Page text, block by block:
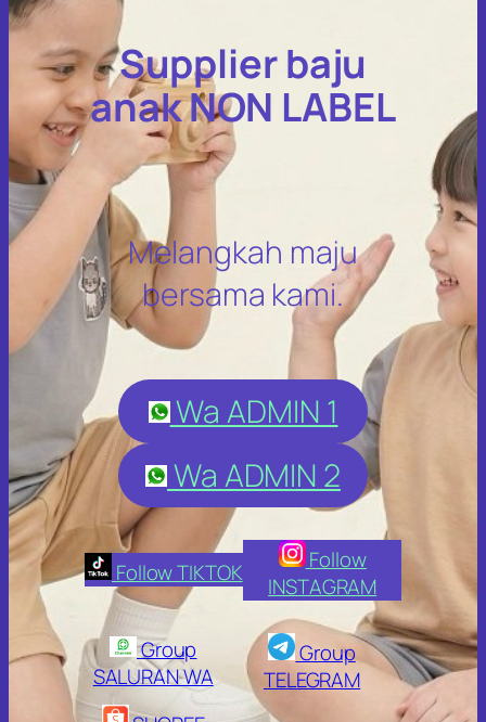
Supplier baju
anak NON LABEL
Melangkah maju
bersama kami.
Wa ADMIN 1
Wa ADMIN 2
Follow TIKTOK
Follow
INSTAGRAM
Group
SALURAN WA
Group
TELEGRAM